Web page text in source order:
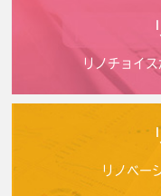
リノチョイ
リノベー